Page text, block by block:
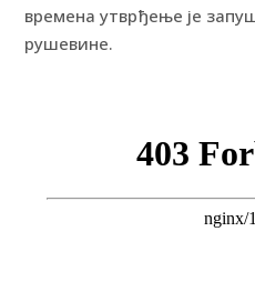
времена утврђење је
рушевине.